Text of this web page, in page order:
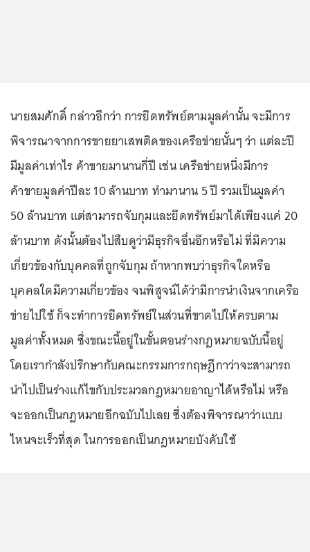
นายสมศักดิ์ กล่าวอีกว่า การยึดทรัพย์ตามมูลค่านั้น จะมีการ
พิจารณาจากการขายยาเสพติดของเครือข่ายนั้นๆ ว่า แต่ละปี
มีมูลค่าเท่าไร ค้าขายมานานกี่ปี เช่น เครือข่ายหนึ่งมีการ
ค้าขายมูลค่าปีละ 10 ล้านบาท ทำมานาน 5 ปี รวมเป็นมูลค่า
50 ล้านบาท แต่สามารถจับกุมและยึดทรัพย์มาได้เพียงแค่ 20
ล้านบาท ดังนั้นต้องไปสืบดูว่ามีธุรกิจอื่นอีกหรือไม่ ที่มีความ
เกี่ยวข้องกับบุคคลที่ถูกจับกุม ถ้าหากพบว่าธุรกิจใดหรือ
บุคคลใดมีความเกี่ยวข้อง จนพิสูจน์ได้ว่ามีการนำเงินจากเครือ
ข่ายไปใช้ ก็จะทำการยึดทรัพย์ในส่วนที่ขาดไปให้ครบตาม
มูลค่าทั้งหมด ซึ่งขณะนี้อยู่ในขั้นตอนร่างกฎหมายฉบับนี้อยู่
โดยเรากำลังปรึกษากับคณะกรรมการกฤษฎีกาว่าจะสามารถ
นำไปเป็นร่างแก้ไขกับประมวลกฎหมายอาญาได้หรือไม่ หรือ
จะออกเป็นกฎหมายอีกฉบับไปเลย ซึ่งต้องพิจารณาว่าแบบ
ไหนจะเร็วที่สุด ในการออกเป็นกฎหมายบังคับใช้